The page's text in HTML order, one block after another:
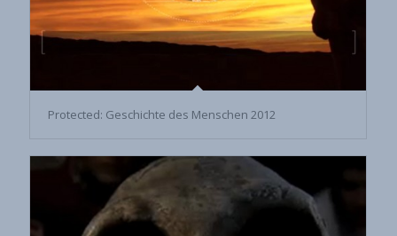
Protected: Geschichte des Menschen 2012